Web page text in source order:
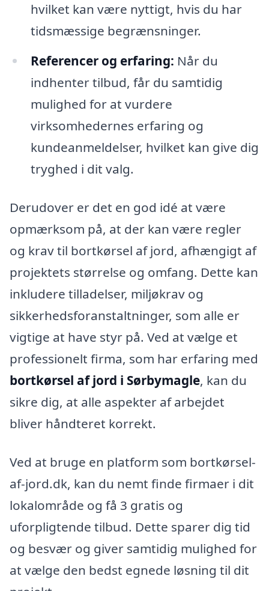
hvilket kan være nyttigt, hvis du har
tidsmæssige begrænsninger.
Referencer og erfaring: Når du
indhenter tilbud, får du samtidig
mulighed for at vurdere
virksomhedernes erfaring og
kundeanmeldelser, hvilket kan give dig
tryghed i dit valg.
Derudover er det en god idé at være
opmærksom på, at der kan være regler
og krav til bortkørsel af jord, afhængigt af
projektets størrelse og omfang. Dette kan
inkludere tilladelser, miljøkrav og
sikkerhedsforanstaltninger, som alle er
vigtige at have styr på. Ved at vælge et
professionelt firma, som har erfaring med
bortkørsel af jord i Sørbymagle, kan du
sikre dig, at alle aspekter af arbejdet
bliver håndteret korrekt.
Ved at bruge en platform som bortkørsel-
af-jord.dk, kan du nemt finde firmaer i dit
lokalområde og få 3 gratis og
uforpligtende tilbud. Dette sparer dig tid
og besvær og giver samtidig mulighed for
at vælge den bedst egnede løsning til dit